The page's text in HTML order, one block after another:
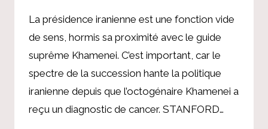
La présidence iranienne est une fonction vide
de sens, hormis sa proximité avec le guide
suprême Khamenei. C’est important, car le
spectre de la succession hante la politique
iranienne depuis que l’octogénaire Khamenei a
reçu un diagnostic de cancer. STANFORD…